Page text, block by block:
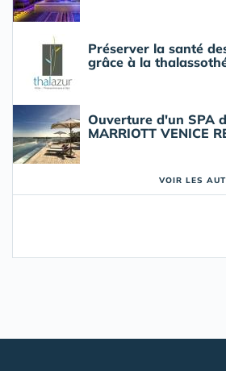
Préserver la santé
grâce à la
Ouverture d'un SPA
MARRIOTT VENICE
VOIR LES